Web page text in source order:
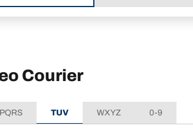
Courier
PQRS TUV WXYZ 0-9